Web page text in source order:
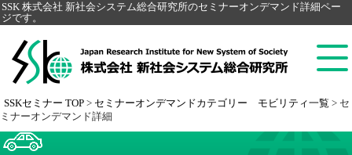
SSK 株式会社 新社会システム総合研究所のセミナーオンデマンド詳細ペー
ジです。
SSKセミナー TOP > セミナーオンデマンドカテゴリー モビリティ一覧 > セ
ミナーオンデマンド詳細